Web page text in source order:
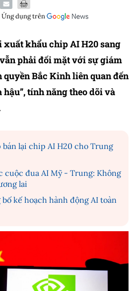
dụngtrên
xuất khẩu chip AI H20 sang
phải đối mặt với sự giám
Bắc Kinh liên quan đến
hậu”, tính năng theo dõi và
lại chip AI H20 cho Trung
cuộc đua AI Mỹ - Trung: Không
lai
kế hoạch hành động AI toàn